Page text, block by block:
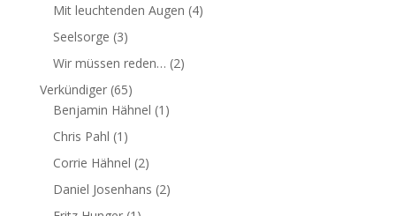
Mit leuchtenden Augen (4)
Seelsorge (3)
Wir müssen reden… (2)
Verkündiger(65)
Benjamin Hähnel (1)
Chris Pahl (1)
Corrie Hähnel (2)
Daniel Josenhans (2)